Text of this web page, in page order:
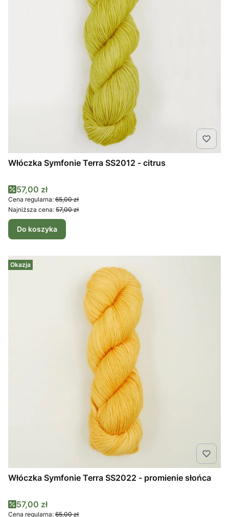
Włóczka Symfonie Terra SS2012 - citrus
Cena promocyjna
57,00 zł
Cena regularna: 65,00 zł
Najniższa cena: 57,00 zł
Do koszyka
Okazja
Włóczka Symfonie Terra SS2022 - promienie słońca
Cena promocyjna
57,00 zł
Cena regularna: 65,00 zł